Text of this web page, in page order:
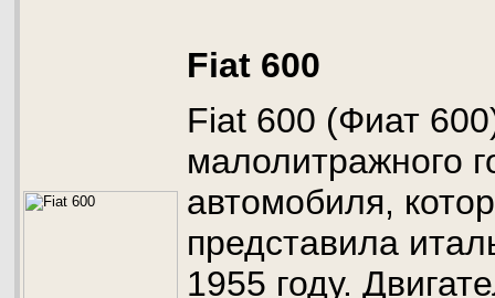
Fiat 600
Fiat 600 (Фиат
малолитражного
автомобиля,
представила
1955 году.